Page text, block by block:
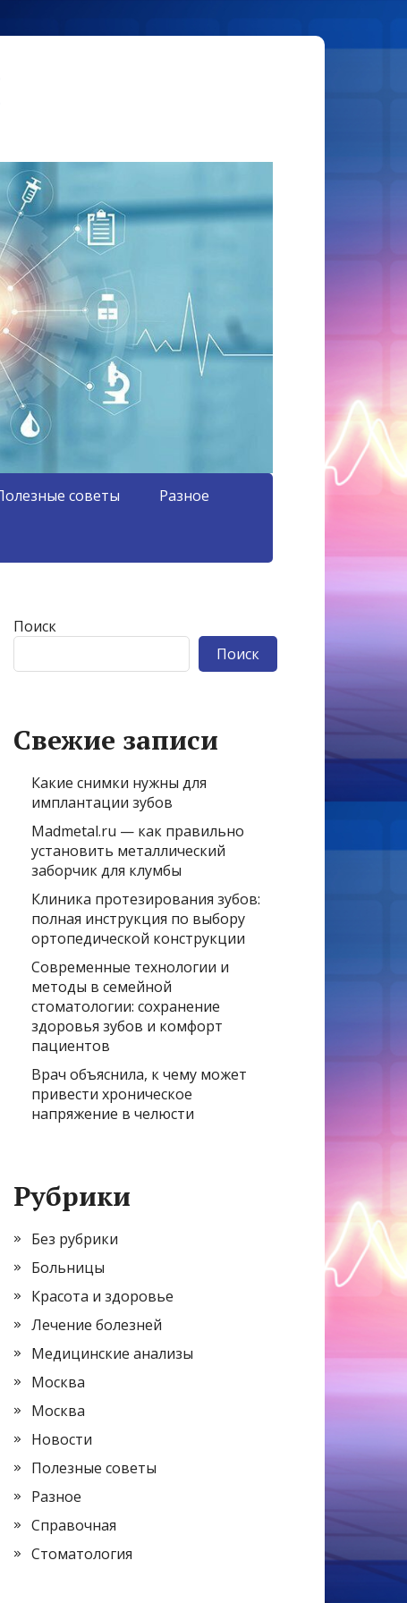
советы Разное
Поиск
Поиск
Свежие записи
Какие снимки нужны для
имплантации зубов
Madmetal.ru — как правильно
установить металлический
заборчик для клумбы
Клиника протезирования зубов:
полная инструкция по выбору
ортопедической конструкции
Современные технологии и
методы в семейной
стоматологии: сохранение
здоровья зубов и комфорт
пациентов
Врач объяснила, к чему может
привести хроническое
напряжение в челюсти
Рубрики
Без рубрики
Больницы
Красота и здоровье
Лечение болезней
Медицинские анализы
Москва
Москва
Новости
Полезные советы
Разное
Справочная
Стоматология